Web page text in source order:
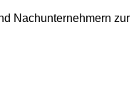
Nachunternehmern zur